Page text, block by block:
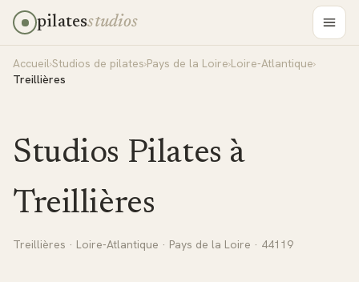
pilatesstudios
Accueil›Studios de pilates›Pays de la Loire›Loire-Atlantique›
Treillières
Studios Pilates à
Treillières
Treillières · Loire-Atlantique · Pays de la Loire · 44119